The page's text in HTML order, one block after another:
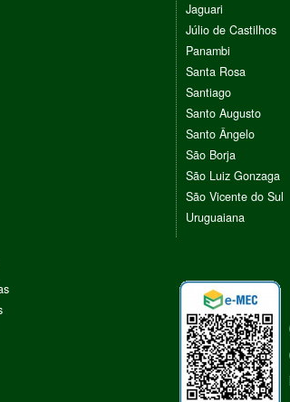
Jaguari
Júlio de Castilhos
Panambi
Santa Rosa
Santiago
Santo Augusto
Santo Ângelo
São Borja
São Luiz Gonzaga
São Vicente do Sul
Uruguaiana